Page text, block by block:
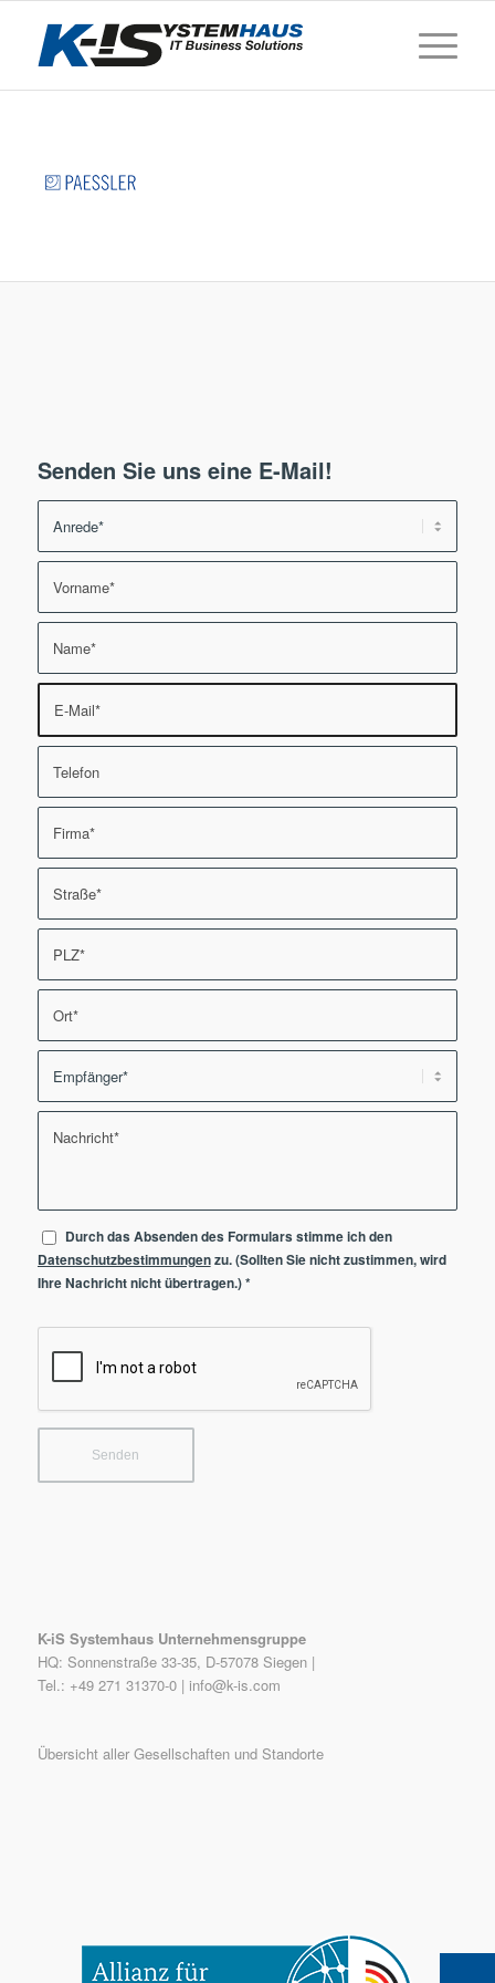
Senden Sie uns eine E-Mail!
Durch das Absenden des Formulars stimme ich den
Datenschutzbestimmungenzu. (Sollten Sie nicht zustimmen, wird
Ihre Nachricht nicht übertragen.)*
K-iS Systemhaus Unternehmensgruppe
HQ: Sonnenstraße 33-35, D-57078 Siegen |
Tel.: +49 271 31370-0 | info@k-is.com
Übersicht aller Gesellschaften und Standorte